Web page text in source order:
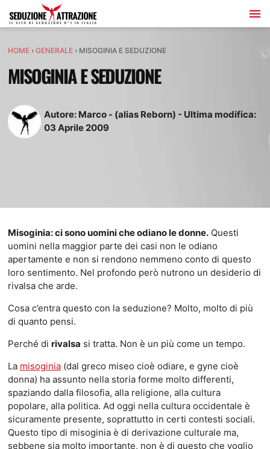
HOME› GENERALE› MISOGINIA E SEDUZIONE
MISOGINIA E SEDUZIONE
Autore: Marco - (alias Reborn) - Ultima modifica:
03 Aprile 2009
Misoginia: ci sono uomini che odiano le donne.Questi
uomini nella maggior parte dei casi non le odiano
apertamente e non si rendono nemmeno conto di questo
loro sentimento. Nel profondo però nutrono un desiderio di
rivalsa che arde.
Cosa c’entra questo con la seduzione? Molto, molto di più
di quanto pensi.
Perché di rivalsa si tratta. Non è un più come un tempo.
La misoginia(dal greco miseo cioè odiare, e gyne cioè
donna) ha assunto nella storia forme molto differenti,
spaziando dalla filosofia, alla religione, alla cultura
popolare, alla politica. Ad oggi nella cultura occidentale è
sicuramente presente, soprattutto in certi contesti sociali.
Questo tipo di misoginia è di derivazione culturale ma,
sebbene sia molto importante, non è di questo che voglio